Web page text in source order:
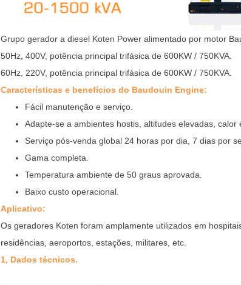
Grupo gerador a diesel Koten Power alimentado por motor
50Hz, 400V, potência principal trifásica de 600KW / 750KVA.
60Hz, 220V, potência principal trifásica de 600KW / 750KVA.
Características e benefícios do Baudouin Engine:
Fácil manutenção e serviço.
Adapte-se a ambientes hostis, altitudes elevadas, calor
Serviço pós-venda global 24 horas por dia, 7 dias por
Gama completa.
Temperatura ambiente de 50 graus aprovada.
Baixo custo operacional.
Aplicativo:
Os geradores Koten foram amplamente utilizados em
residências, aeroportos, estações, militares, etc.
1, Dados técnicos.